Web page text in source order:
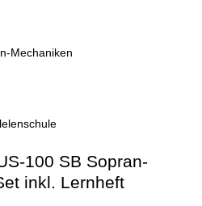
Mechaniken
100 SB Sopran-
inkl. Lernheft